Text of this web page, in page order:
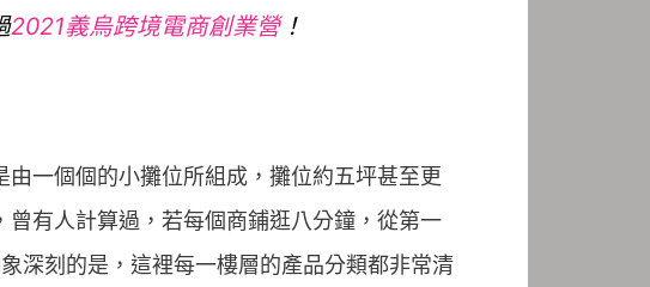
2021義烏跨境電商創業營！
一個個的小攤位所組成，攤位約五坪甚至更
有人計算過，若每個商鋪逛八分鐘，從第一
深刻的是，這裡每一樓層的產品分類都非常清